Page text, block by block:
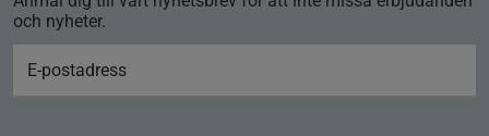
och nyheter.